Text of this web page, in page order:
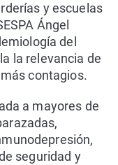
y escuelas
Ángel
del
la relevancia de
contagios.
a mayores de
seguridad y